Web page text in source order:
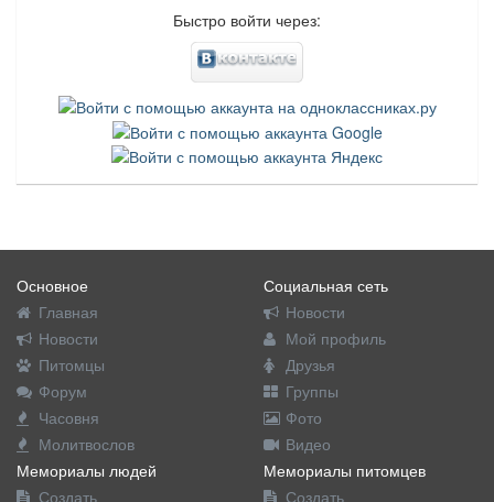
Быстро войти через:
Основное
Главная
Новости
Питомцы
Форум
Часовня
Молитвослов
Социальная сеть
Новости
Мой профиль
Друзья
Группы
Фото
Видео
Мемориалы людей
Создать
Мемориалы питомцев
Создать